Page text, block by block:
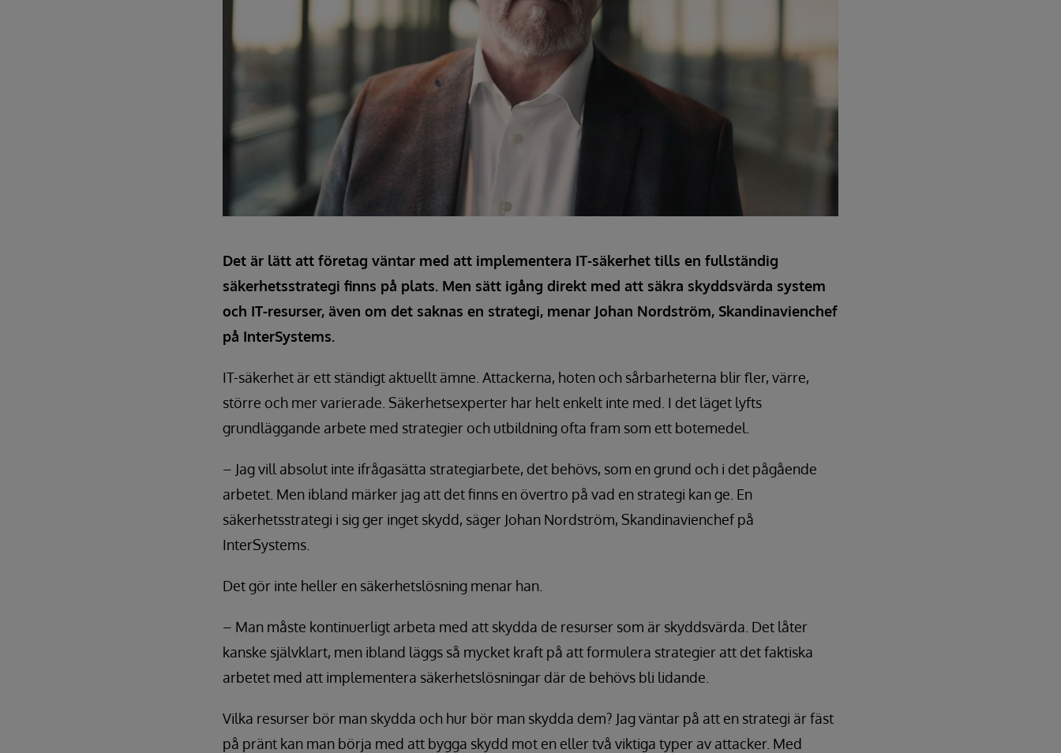
Det är lätt att företag väntar med att implementera IT-säkerhet tills en fullständig
säkerhetsstrategi finns på plats. Men sätt igång direkt med att säkra skyddsvärda system
och IT-resurser, även om det saknas en strategi, menar Johan Nordström, Skandinavienchef
på InterSystems.
IT-säkerhet är ett ständigt aktuellt ämne. Attackerna, hoten och sårbarheterna blir fler, värre,
större och mer varierade. Säkerhetsexperter har helt enkelt inte med. I det läget lyfts
grundläggande arbete med strategier och utbildning ofta fram som ett botemedel.
– Jag vill absolut inte ifrågasätta strategiarbete, det behövs, som en grund och i det pågående
arbetet. Men ibland märker jag att det finns en övertro på vad en strategi kan ge. En
säkerhetsstrategi i sig ger inget skydd, säger Johan Nordström, Skandinavienchef på
InterSystems.
Det gör inte heller en säkerhetslösning menar han.
– Man måste kontinuerligt arbeta med att skydda de resurser som är skyddsvärda. Det låter
kanske självklart, men ibland läggs så mycket kraft på att formulera strategier att det faktiska
arbetet med att implementera säkerhetslösningar där de behövs bli lidande.
Vilka resurser bör man skydda och hur bör man skydda dem? Jag väntar på att en strategi är fäst
på pränt kan man börja med att bygga skydd mot en eller två viktiga typer av attacker. Med